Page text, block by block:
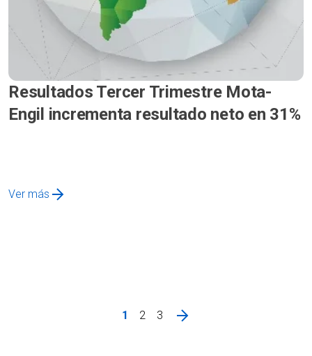
Resultados Tercer Trimestre Mota-
Engil incrementa resultado neto en 31%
Ver más
1 2 3